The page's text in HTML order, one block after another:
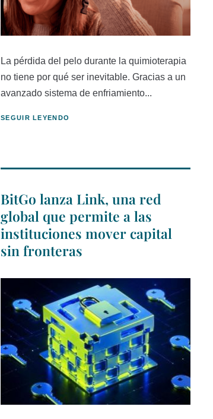
La pérdida del pelo durante la quimioterapia
no tiene por qué ser inevitable. Gracias a un
avanzado sistema de enfriamiento...
SEGUIR LEYENDO
BitGo lanza Link, una red
global que permite a las
instituciones mover capital
sin fronteras